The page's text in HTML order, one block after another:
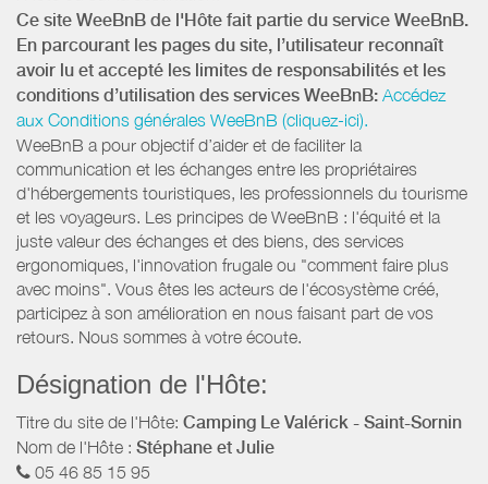
Ce site WeeBnB de l'Hôte fait partie du service WeeBnB.
En parcourant les pages du site, l’utilisateur reconnaît
avoir lu et accepté les limites de responsabilités et les
conditions d’utilisation des services WeeBnB: Accédez
aux Conditions générales WeeBnB (cliquez-ici).
WeeBnB a pour objectif d’aider et de faciliter la
communication et les échanges entre les propriétaires
d'hébergements touristiques, les professionnels du tourisme
et les voyageurs. Les principes de WeeBnB : l'équité et la
juste valeur des échanges et des biens, des services
ergonomiques, l'innovation frugale ou "comment faire plus
avec moins". Vous êtes les acteurs de l'écosystème créé,
participez à son amélioration en nous faisant part de vos
retours. Nous sommes à votre écoute.
Désignation de l'Hôte:
Titre du site de l'Hôte: Camping Le Valérick - Saint-Sornin
Nom de l'Hôte : Stéphane et Julie
05 46 85 15 95